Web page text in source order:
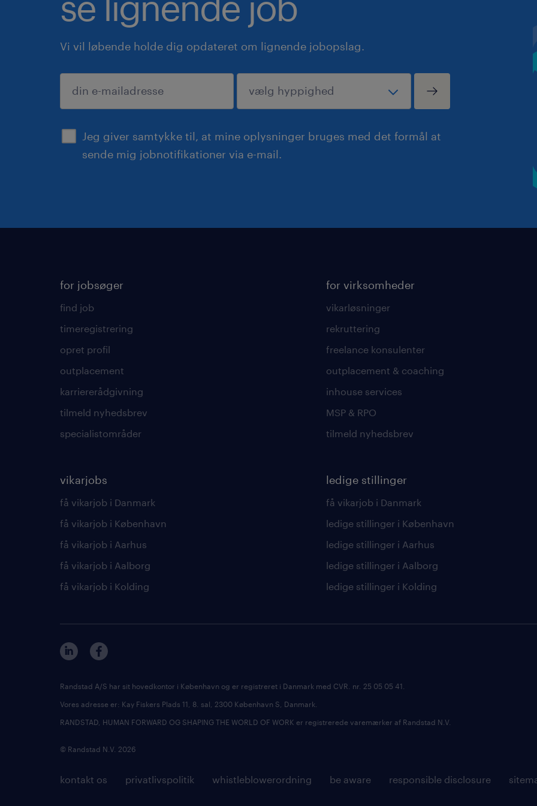
Vi vil løbende holde dig opdateret om lignende jobopslag.
Jeg giver samtykke til, at mine oplysninger bruges med det formål at
sende mig jobnotifikationer via e-mail.
indsend
for jobsøger
find job
timeregistrering
opret profil
outplacement
karriererådgivning
tilmeld nyhedsbrev
specialistområder
vikarjobs
få vikarjob i Danmark
få vikarjob i København
få vikarjob i Aarhus
få vikarjob i Aalborg
få vikarjob i Kolding
for virksomheder
vikarløsninger
rekruttering
freelance konsulenter
outplacement & coaching
inhouse services
MSP & RPO
tilmeld nyhedsbrev
ledige stillinger
få vikarjob i Danmark
ledige stillinger i København
ledige stillinger i Aarhus
ledige stillinger i Aalborg
ledige stillinger i Kolding
kontakt os privatlivspolitik whistleblowerordning be aware responsible disclosure
Randstad A/S har sit hovedkontor i København og er registreret i Danmark med CVR. nr. 25 05 05 41.
Vores adresse er: Kay Fiskers Plads 11, 8. sal, 2300 København S, Danmark.
RANDSTAD, HUMAN FORWARD OG SHAPING THE WORLD OF WORK er registrerede varemærker af Randstad N.V.
© Randstad N.V. 2026